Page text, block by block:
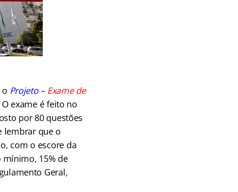
Projeto –Exame de
exame é feito no
por 80 questões
lembrar que o
com o escore da
mínimo, 15% de
Geral,